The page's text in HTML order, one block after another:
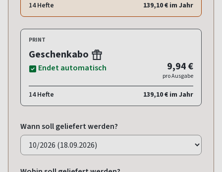
14 Hefte 139,10 € im Jahr
PRINT
Geschenkabo
Endet automatisch 9,94 €
pro Ausgabe
14 Hefte 139,10 € im Jahr
Wann soll geliefert werden?